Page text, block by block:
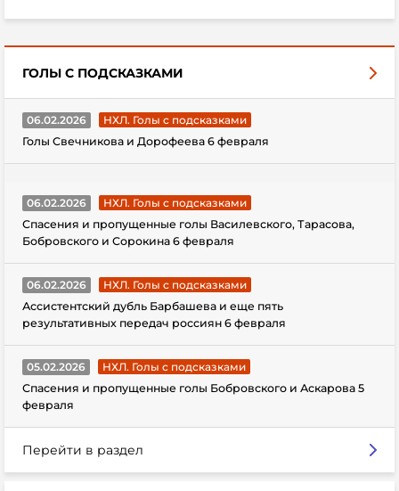
ГОЛЫ С ПОДСКАЗКАМИ
06.02.2026
НХЛ. Голы с подсказками
Голы Свечникова и Дорофеева 6 февраля
06.02.2026
НХЛ. Голы с подсказками
Спасения и пропущенные голы Василевского, Тарасова,
Бобровского и Сорокина 6 февраля
06.02.2026
НХЛ. Голы с подсказками
Ассистентский дубль Барбашева и еще пять
результативных передач россиян 6 февраля
05.02.2026
НХЛ. Голы с подсказками
Спасения и пропущенные голы Бобровского и Аскарова 5
февраля
Перейти в раздел